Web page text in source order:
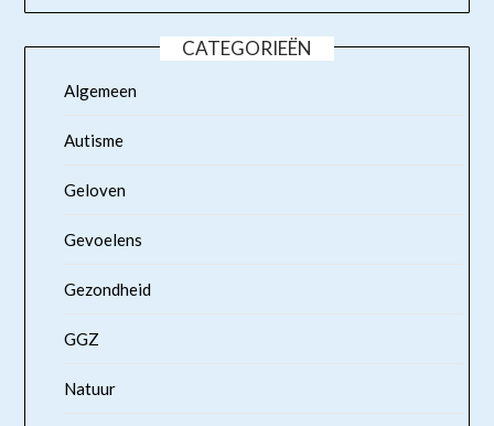
CATEGORIEËN
Algemeen
Autisme
Geloven
Gevoelens
Gezondheid
GGZ
Natuur